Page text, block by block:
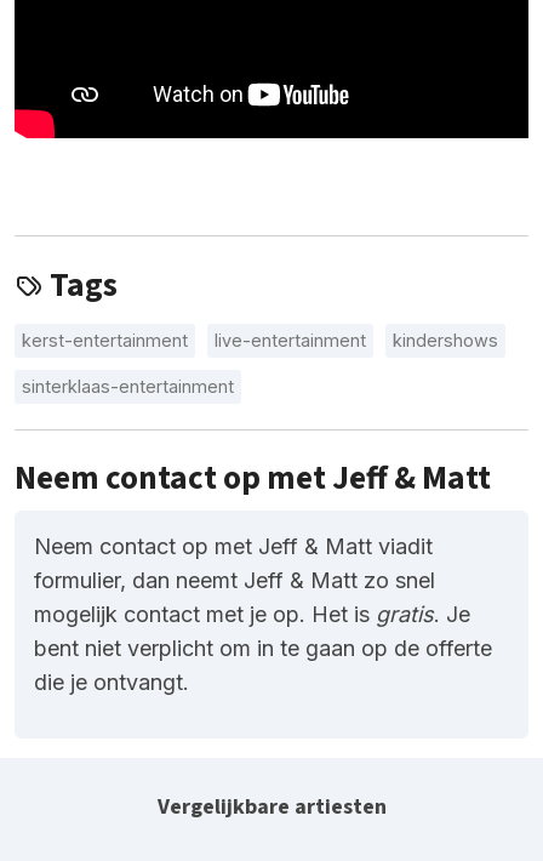
Tags
kerst-entertainment live-entertainment kindershows
sinterklaas-entertainment
Neem contact op met Jeff & Matt
Neem contact op met Jeff & Matt viadit
formulier, dan neemt Jeff & Matt zo snel
mogelijk contact met je op. Het is gratis. Je
bent niet verplicht om in te gaan op de offerte
die je ontvangt.
Vergelijkbare artiesten